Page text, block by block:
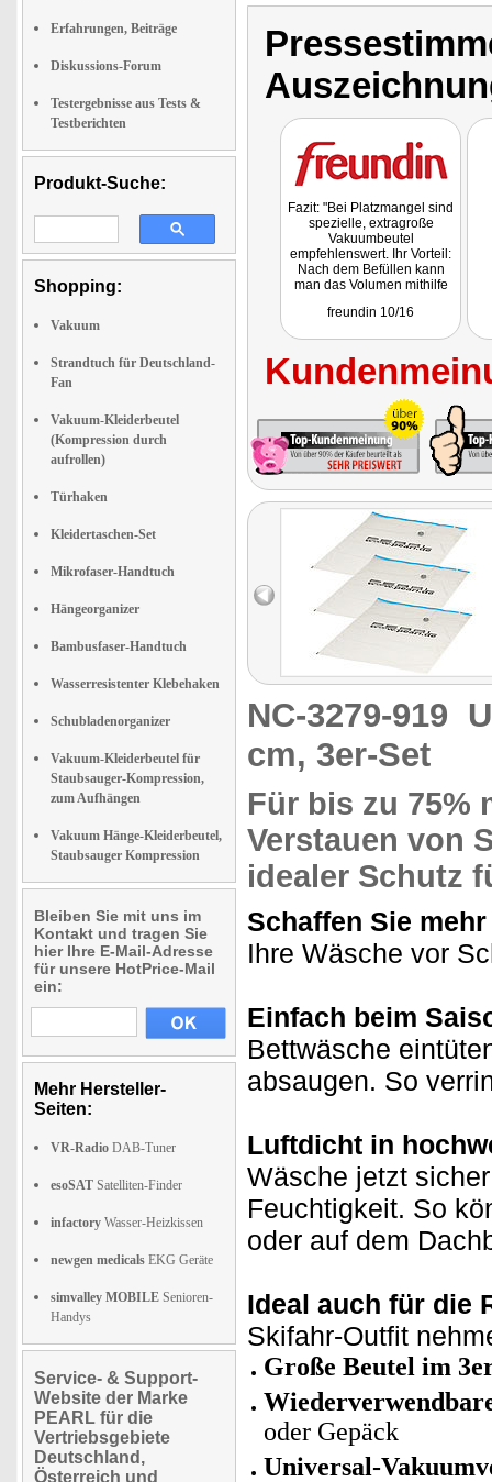
Erfahrungen, Beiträge
Diskussions-Forum
Testergebnisse aus Tests &
Testberichten
Produkt-Suche:
Shopping:
Vakuum
Strandtuch für Deutschland-
Fan
Vakuum-Kleiderbeutel
(Kompression durch
aufrollen)
Türhaken
Kleidertaschen-Set
Mikrofaser-Handtuch
Hängeorganizer
Bambusfaser-Handtuch
Wasserresistenter Klebehaken
Schubladenorganizer
Vakuum-Kleiderbeutel für
Staubsauger-Kompression,
zum Aufhängen
Vakuum Hänge-Kleiderbeutel,
Staubsauger Kompression
Bleiben Sie mit uns im
Kontakt und tragen Sie
hier Ihre E-Mail-Adresse
für unsere HotPrice-Mail
ein:
Mehr Hersteller-
Seiten:
VR-Radio DAB-Tuner
esoSAT Satelliten-Finder
infactory Wasser-Heizkissen
newgen medicals EKG Geräte
simvalley MOBILE Senioren-
Handys
Service- & Support-
Website der Marke
PEARL für die
Vertriebsgebiete
Deutschland,
Österreich und
Fazit: "Bei Platzmangel sind
spezielle, extragroße
Vakuumbeutel
empfehlenswert. Ihr Vorteil:
Nach dem Befüllen kann
man das Volumen mithilfe
Prozent reduzieren."
freundin 10/16
NC-3279-919
cm, 3er-Set
Für bis zu 75%
Verstauen von
idealer Schutz
Schaffen Sie
Ihre Wäsche vor
Einfach beim
Bettwäsche
absaugen. So
Luftdicht in
Wäsche jetzt
Feuchtigkeit. So
oder auf dem
Ideal auch für die
Skifahr-Outfit
Große Beutel im
oder Gepäck
Universal-